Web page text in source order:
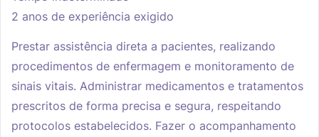
2 anos de experiência exigido
Prestar assistência direta a pacientes, realizando
procedimentos de enfermagem e monitoramento de
sinais vitais. Administrar medicamentos e tratamentos
prescritos de forma precisa e segura, respeitando
protocolos estabelecidos. Fazer o acompanhamento